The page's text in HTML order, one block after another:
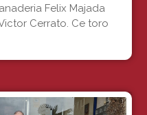
Felix Majada
Cerrato. Ce toro